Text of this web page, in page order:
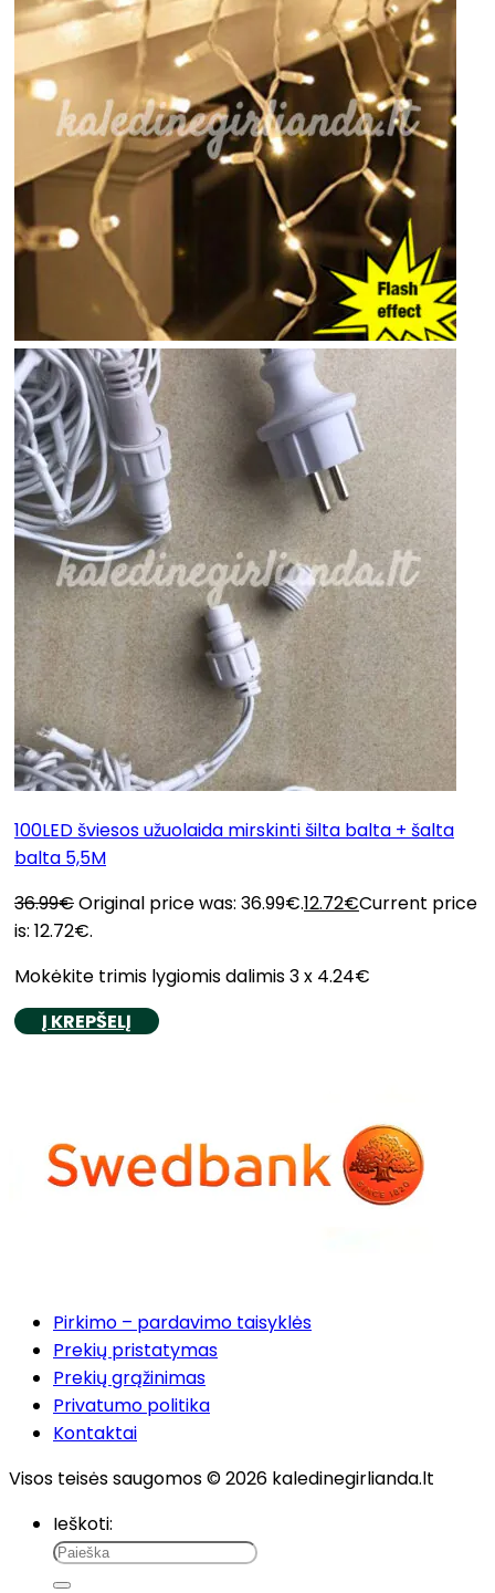
100LED šviesos užuolaida mirskinti šilta balta + šalta
balta 5,5M
36.99€Original price was: 36.99€.12.72€Current price
is: 12.72€.
Mokėkite trimis lygiomis dalimis 3 x 4.24€
Į KREPŠELĮ
Pirkimo – pardavimo taisyklės
Prekių pristatymas
Prekių grąžinimas
Privatumo politika
Kontaktai
Visos teisės saugomos © 2026 kaledinegirlianda.lt
Ieškoti: